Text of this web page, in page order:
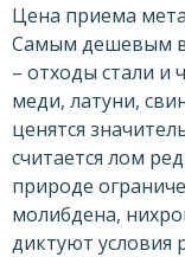
Цена приема
Самым дешевым в
– отходы стали и
меди, латуни,
ценятся
считается лом
природе
молибдена,
диктуют условия